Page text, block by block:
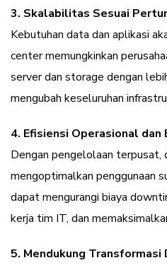
3. Skalabilitas Sesuai
Kebutuhan data dan aplikasi
center memungkinkan
server dan storage dengan
mengubah keseluruhan
4. Efisiensi Operasional dan
Dengan pengelolaan terpusat,
mengoptimalkan penggunaan
dapat mengurangi biaya
kerja tim IT, dan
5. Mendukung Transformasi